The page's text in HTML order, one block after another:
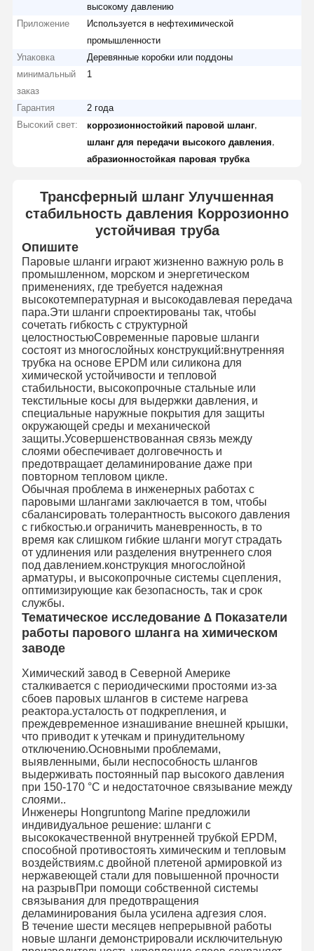
Домой Продукты О Нас
Экскурсия
Контроль
Качества
Связаться С
Нами
Новости Случаи
Блог
Запрос
Цены
Композитные трубы
Шланг для дренажа
Роторный сверля шланг
Химические трубы
высокому давлению
Приложение
Используется в нефтехимической
промышленности
Упаковка
Деревянные коробки или поддоны
минимальный
заказ
1
Гарантия
2 года
Высокий свет:
коррозионностойкий паровой шланг
шланг для передачи высокого давления
абразионностойкая паровая трубка
Трансферный шланг Улучшенная
стабильность давления Коррозионно
устойчивая труба
Опишите
Паровые шланги играют жизненно важную роль в
промышленном, морском и энергетическом
применениях, где требуется надежная
высокотемпературная и высокодавлевая передача
пара.Эти шланги спроектированы так, чтобы
сочетать гибкость с структурной
целостностьюСовременные паровые шланги
состоят из многослойных конструкций:внутренняя
трубка на основе EPDM или силикона для
химической устойчивости и тепловой
стабильности, высокопрочные стальные или
текстильные косы для выдержки давления, и
специальные наружные покрытия для защиты
окружающей среды и механической
защиты.Усовершенствованная связь между
слоями обеспечивает долговечность и
предотвращает деламинирование даже при
повторном тепловом цикле.
Обычная проблема в инженерных работах с
паровыми шлангами заключается в том, чтобы
сбалансировать толерантность высокого давления
с гибкостью.и ограничить маневренность, в то
время как слишком гибкие шланги могут страдать
от удлинения или разделения внутреннего слоя
под давлением.конструкция многослойной
арматуры, и высокопрочные системы сцепления,
оптимизирующие как безопасность, так и срок
службы.
Тематическое исследование ∆ Показатели
работы парового шланга на химическом
заводе
Химический завод в Северной Америке
сталкивается с периодическими простоями из-за
сбоев паровых шлангов в системе нагрева
реактора.усталость от подкрепления, и
преждевременное изнашивание внешней крышки,
что приводит к утечкам и принудительному
отключению.Основными проблемами,
выявленными, были неспособность шлангов
выдерживать постоянный пар высокого давления
при 150-170 °C и недостаточное связывание между
слоями..
Инженеры Hongruntong Marine предложили
индивидуальное решение: шланги с
высококачественной внутренней трубкой EPDM,
способной противостоять химическим и тепловым
воздействиям.с двойной плетеной армировкой из
нержавеющей стали для повышенной прочности
на разрывПри помощи собственной системы
связывания для предотвращения
деламинирования была усилена адгезия слоя.
В течение шести месяцев непрерывной работы
новые шланги демонстрировали исключительную